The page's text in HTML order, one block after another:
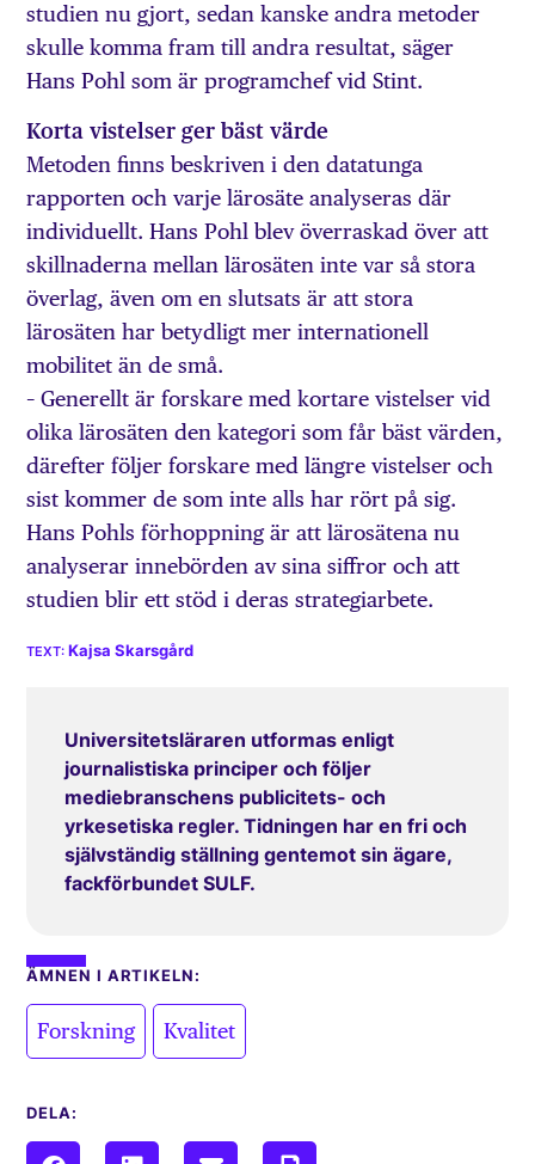
studien nu gjort, sedan kanske andra metoder
skulle komma fram till andra resultat, säger
Hans Pohl som är programchef vid Stint.
Korta vistelser ger bäst värde
Metoden finns beskriven i den datatunga
rapporten och varje lärosäte analyseras där
individuellt. Hans Pohl blev överraskad över att
skillnaderna mellan lärosäten inte var så stora
överlag, även om en slutsats är att stora
lärosäten har betydligt mer internationell
mobilitet än de små.
– Generellt är forskare med kortare vistelser vid
olika lärosäten den kategori som får bäst värden,
därefter följer forskare med längre vistelser och
sist kommer de som inte alls har rört på sig.
Hans Pohls förhoppning är att lärosätena nu
analyserar innebörden av sina siffror och att
studien blir ett stöd i deras strategiarbete.
Kajsa Skarsgård
Universitetsläraren utformas enligt
journalistiska principer och följer
mediebranschens publicitets- och
yrkesetiska regler. Tidningen har en fri och
självständig ställning gentemot sin ägare,
fackförbundet SULF.
ÄMNEN I ARTIKELN:
Forskning Kvalitet
DELA: